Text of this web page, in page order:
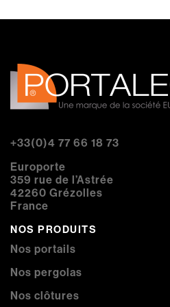
+33(0)4 77 66 18 73
Europorte
359 rue de l’Astrée
42260 Grézolles
France
NOS PRODUITS
Nos portails
Nos pergolas
Nos clôtures